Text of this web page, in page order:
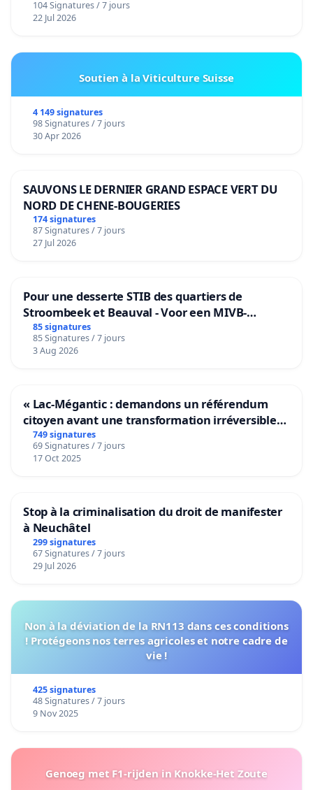
104 Signatures / 7 jours
22 Jul 2026
Soutien à la Viticulture Suisse
4 149 signatures
98 Signatures / 7 jours
30 Apr 2026
SAUVONS LE DERNIER GRAND ESPACE VERT DU
NORD DE CHENE-BOUGERIES
174 signatures
87 Signatures / 7 jours
27 Jul 2026
Pour une desserte STIB des quartiers de
Stroombeek et Beauval - Voor een MIVB-
bediening van de wijken Strombeek en Het
Voor
85 signatures
85 Signatures / 7 jours
3 Aug 2026
« Lac-Mégantic : demandons un référendum
citoyen avant une transformation irréversible
de notre territoire »
749 signatures
69 Signatures / 7 jours
17 Oct 2025
Stop à la criminalisation du droit de manifester
à Neuchâtel
299 signatures
67 Signatures / 7 jours
29 Jul 2026
Non à la déviation de la RN113 dans ces conditions
! Protégeons nos terres agricoles et notre cadre de
vie !
425 signatures
48 Signatures / 7 jours
9 Nov 2025
Genoeg met F1-rijden in Knokke-Het Zoute